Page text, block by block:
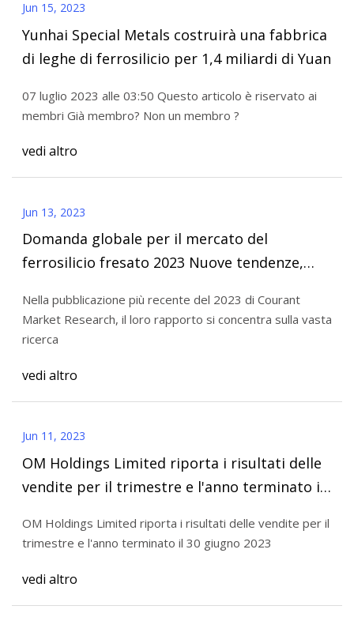
Jun 15, 2023
Yunhai Special Metals costruirà una fabbrica
di leghe di ferrosilicio per 1,4 miliardi di Yuan
07 luglio 2023 alle 03:50 Questo articolo è riservato ai
membri Già membro? Non un membro ?
vedi altro
Jun 13, 2023
Domanda globale per il mercato del
ferrosilicio fresato 2023 Nuove tendenze,
Nella pubblicazione più recente del 2023 di Courant
Market Research, il loro rapporto si concentra sulla vasta
ricerca
vedi altro
Jun 11, 2023
OM Holdings Limited riporta i risultati delle
vendite per il trimestre e l'anno terminato il
OM Holdings Limited riporta i risultati delle vendite per il
trimestre e l'anno terminato il 30 giugno 2023
vedi altro